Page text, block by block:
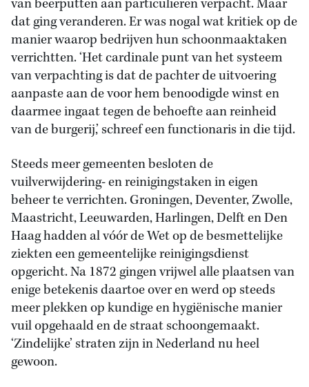
van beerputten aan particulieren verpacht. Maar
dat ging veranderen. Er was nogal wat kritiek op de
manier waarop bedrijven hun schoonmaaktaken
verrichtten. ‘Het cardinale punt van het systeem
van verpachting is dat de pachter de uitvoering
aanpaste aan de voor hem benoodigde winst en
daarmee ingaat tegen de behoefte aan reinheid
van de burgerij,’ schreef een functionaris in die tijd.
Steeds meer gemeenten besloten de
vuilverwijdering- en reinigingstaken in eigen
beheer te verrichten. Groningen, Deventer, Zwolle,
Maastricht, Leeuwarden, Harlingen, Delft en Den
Haag hadden al vóór de Wet op de besmettelijke
ziekten een gemeentelijke reinigingsdienst
opgericht. Na 1872 gingen vrijwel alle plaatsen van
enige betekenis daartoe over en werd op steeds
meer plekken op kundige en hygiënische manier
vuil opgehaald en de straat schoongemaakt.
‘Zindelijke’ straten zijn in Nederland nu heel
gewoon.